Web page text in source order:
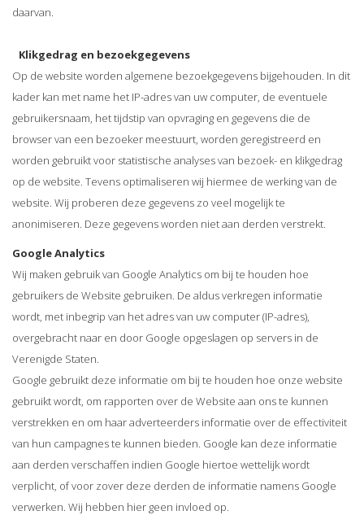
daarvan.
Klikgedrag en bezoekgegevens
Op de website worden algemene bezoekgegevens bijgehouden. In dit
kader kan met name het IP-adres van uw computer, de eventuele
gebruikersnaam, het tijdstip van opvraging en gegevens die de
browser van een bezoeker meestuurt, worden geregistreerd en
worden gebruikt voor statistische analyses van bezoek- en klikgedrag
op de website. Tevens optimaliseren wij hiermee de werking van de
website. Wij proberen deze gegevens zo veel mogelijk te
anonimiseren. Deze gegevens worden niet aan derden verstrekt.
Google Analytics
Wij maken gebruik van Google Analytics om bij te houden hoe
gebruikers de Website gebruiken. De aldus verkregen informatie
wordt, met inbegrip van het adres van uw computer (IP-adres),
overgebracht naar en door Google opgeslagen op servers in de
Verenigde Staten.
Google gebruikt deze informatie om bij te houden hoe onze website
gebruikt wordt, om rapporten over de Website aan ons te kunnen
verstrekken en om haar adverteerders informatie over de effectiviteit
van hun campagnes te kunnen bieden. Google kan deze informatie
aan derden verschaffen indien Google hiertoe wettelijk wordt
verplicht, of voor zover deze derden de informatie namens Google
verwerken. Wij hebben hier geen invloed op.